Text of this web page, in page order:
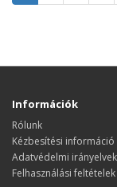
Információk
Rólunk
Kézbesítési információ
Adatvédelmi irányelvek
Felhasználási feltételek